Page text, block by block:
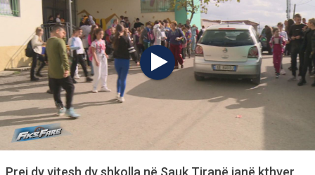
Prej dy vitesh dy shkolla në Sauk Tiranë janë kthyer